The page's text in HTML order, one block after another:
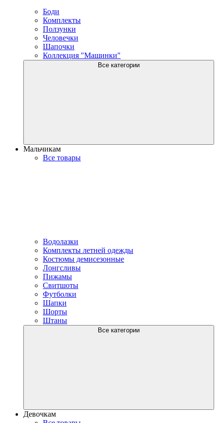
Боди
Комплекты
Ползунки
Человечки
Шапочки
Коллекция "Машинки"
Все категории
Мальчикам
Все товары
Водолазки
Комплекты летней одежды
Костюмы демисезонные
Лонгсливы
Пижамы
Свитшоты
Футболки
Шапки
Шорты
Штаны
Все категории
Девочкам